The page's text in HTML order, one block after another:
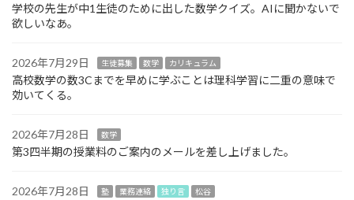
学校の先生が中1生徒のために出した数学クイズ。AIに聞かないで
欲しいなあ。
2026年7月29日 生徒募集 数学 カリキュラム
高校数学の数3Cまでを早めに学ぶことは理科学習に二重の意味で
効いてくる。
2026年7月28日 数学
第3四半期の授業料のご案内のメールを差し上げました。
2026年7月28日 塾 業務連絡 独り言 松谷